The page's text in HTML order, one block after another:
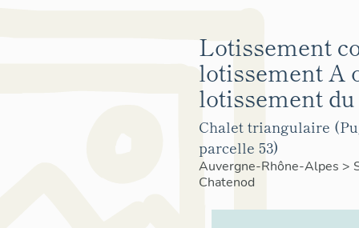
Lotissement
lotissement A
lotissement
Chalet triangulaire
parcelle 53)
Auvergne-Rhône-Alpes >
Chatenod